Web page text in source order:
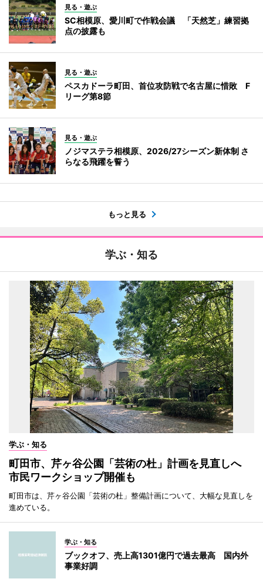
見る・遊ぶ
SC相模原、愛川町で作戦会議 「天然芝」練習拠
点の披露も
見る・遊ぶ
ペスカドーラ町田、首位攻防戦で名古屋に惜敗 F
リーグ第8節
見る・遊ぶ
ノジマステラ相模原、2026/27シーズン新体制 さ
らなる飛躍を誓う
もっと見る
学ぶ・知る
学ぶ・知る
町田市、芹ヶ谷公園「芸術の杜」計画を見直しへ
市民ワークショップ開催も
町田市は、芹ヶ谷公園「芸術の杜」整備計画について、大幅な見直しを
進めている。
学ぶ・知る
ブックオフ、売上高1301億円で過去最高 国内外
事業好調